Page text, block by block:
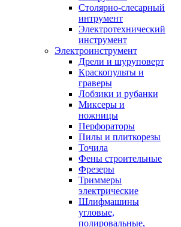
Столярно-слесарный
интрумент
Электротехнический
инструмент
Электроинструмент
Дрели и шуруповерт
Краскопульты и
граверы
Лобзики и рубанки
Миксеры и
ножницы
Перфораторы
Пилы и плиткорезы
Точила
Фены строительные
Фрезеры
Триммеры
электрические
Шлифмашины
угловые,
полировальные,